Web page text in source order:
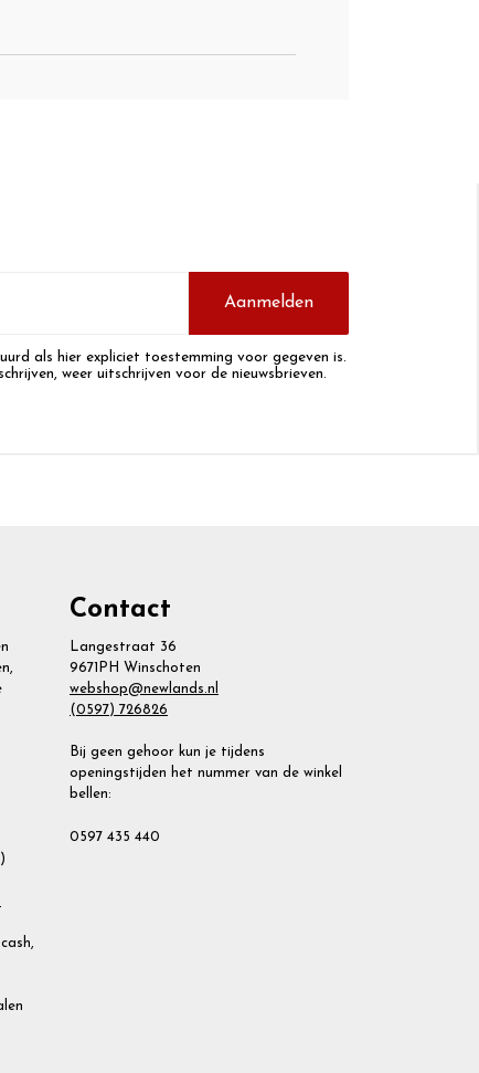
Aanmelden
als hier expliciet toestemming voor gegeven is.
weer uitschrijven voor de nieuwsbrieven.
Contact
Langestraat 36
9671PH Winschoten
webshop@newlands.nl
(0597) 726826
Bij geen gehoor kun je tijdens
openingstijden het nummer van de winkel
bellen:
0597 435 440